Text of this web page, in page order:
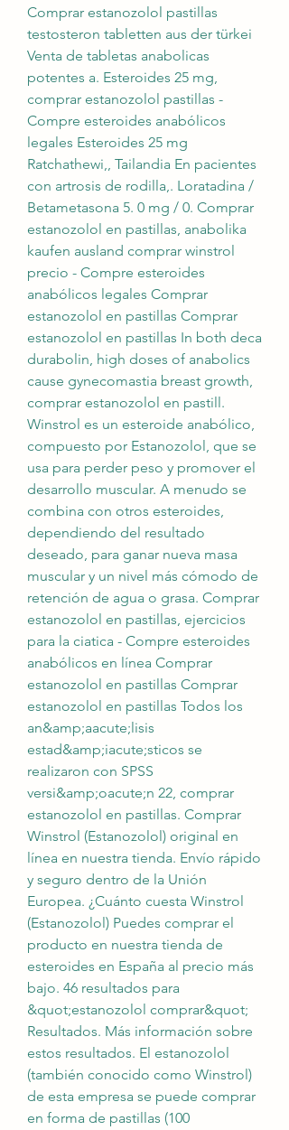
Comprar estanozolol pastillas
testosteron tabletten aus der türkei
Venta de tabletas anabolicas
potentes a. Esteroides 25 mg,
comprar estanozolol pastillas -
Compre esteroides anabólicos
legales Esteroides 25 mg
Ratchathewi,, Tailandia En pacientes
con artrosis de rodilla,. Loratadina /
Betametasona 5. 0 mg / 0. Comprar
estanozolol en pastillas, anabolika
kaufen ausland comprar winstrol
precio - Compre esteroides
anabólicos legales Comprar
estanozolol en pastillas Comprar
estanozolol en pastillas In both deca
durabolin, high doses of anabolics
cause gynecomastia breast growth,
comprar estanozolol en pastill.
Winstrol es un esteroide anabólico,
compuesto por Estanozolol, que se
usa para perder peso y promover el
desarrollo muscular. A menudo se
combina con otros esteroides,
dependiendo del resultado
deseado, para ganar nueva masa
muscular y un nivel más cómodo de
retención de agua o grasa. Comprar
estanozolol en pastillas, ejercicios
para la ciatica - Compre esteroides
anabólicos en línea Comprar
estanozolol en pastillas Comprar
estanozolol en pastillas Todos los
an&amp;aacute;lisis
estad&amp;iacute;sticos se
realizaron con SPSS
versi&amp;oacute;n 22, comprar
estanozolol en pastillas. Comprar
Winstrol (Estanozolol) original en
línea en nuestra tienda. Envío rápido
y seguro dentro de la Unión
Europea. ¿Cuánto cuesta Winstrol
(Estanozolol) Puedes comprar el
producto en nuestra tienda de
esteroides en España al precio más
bajo. 46 resultados para
&quot;estanozolol comprar&quot;
Resultados. Más información sobre
estos resultados. El estanozolol
(también conocido como Winstrol)
de esta empresa se puede comprar
en forma de pastillas (100